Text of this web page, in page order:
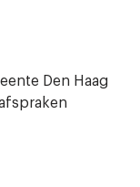
Den Haag